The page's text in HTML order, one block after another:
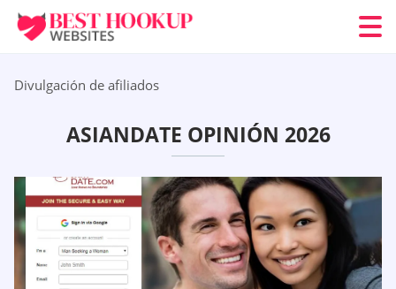
Divulgación de afiliados
ASIANDATE OPINIÓN 2026